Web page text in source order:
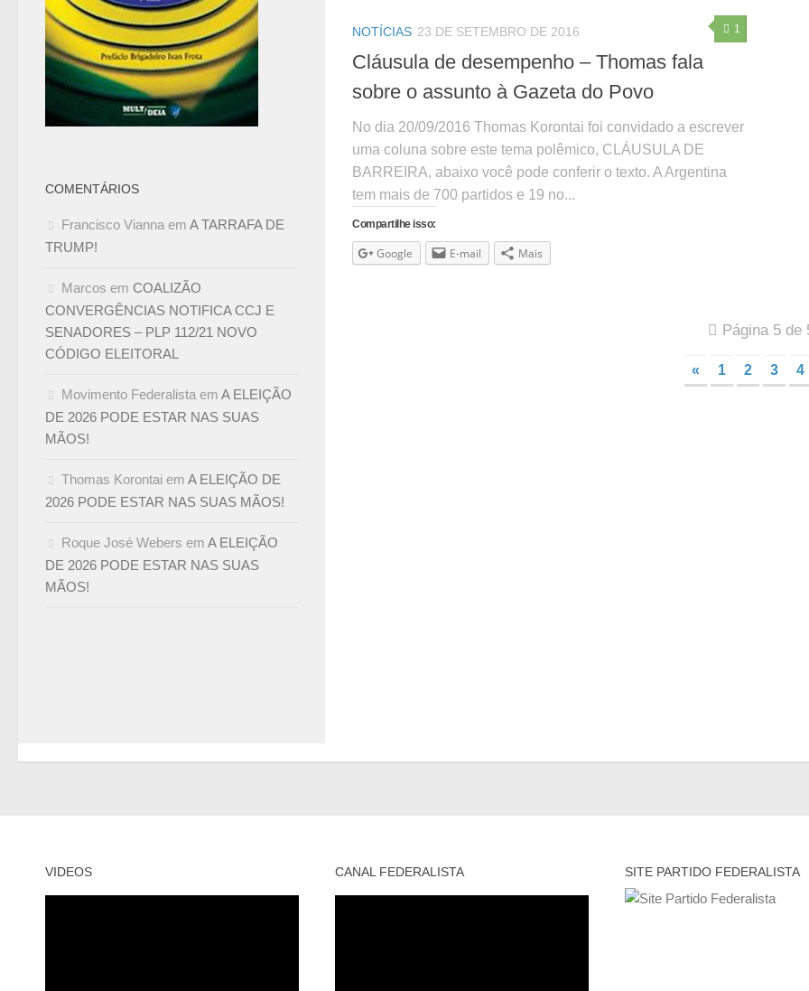
1
NOTÍCIAS 23 DE SETEMBRO DE 2016
Cláusula de desempenho – Thomas fala
sobre o assunto à Gazeta do Povo
No dia 20/09/2016 Thomas Korontai foi convidado a escrever
uma coluna sobre este tema polêmico, CLÁUSULA DE
BARREIRA, abaixo você pode conferir o texto. A Argentina
tem mais de 700 partidos e 19 no...
Compartilhe isso:
Google E-mail Mais
Página 5 de
« 1 2 3 4
COMENTÁRIOS
Francisco Vianna em A TARRAFA DE
TRUMP!
Marcos em COALIZÃO
CONVERGÊNCIAS NOTIFICA CCJ E
SENADORES – PLP 112/21 NOVO
CÓDIGO ELEITORAL
Movimento Federalista em A ELEIÇÃO
DE 2026 PODE ESTAR NAS SUAS
MÃOS!
Thomas Korontai em A ELEIÇÃO DE
2026 PODE ESTAR NAS SUAS MÃOS!
Roque José Webers em A ELEIÇÃO
DE 2026 PODE ESTAR NAS SUAS
MÃOS!
VIDEOS CANAL FEDERALISTA SITE PARTIDO FEDERALISTA